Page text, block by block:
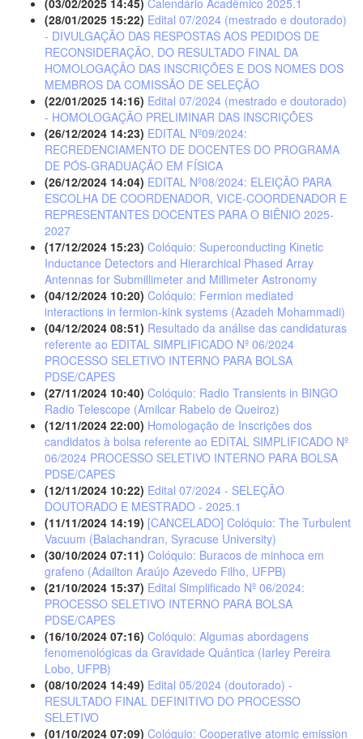
(28/01/2025 15:22) Edital 07/2024 (mestrado e doutorado)
- DIVULGAÇÃO DAS RESPOSTAS AOS PEDIDOS DE
RECONSIDERAÇÃO, DO RESULTADO FINAL DA
HOMOLOGAÇÃO DAS INSCRIÇÕES E DOS NOMES DOS
MEMBROS DA COMISSÃO DE SELEÇÃO
(22/01/2025 14:16) Edital 07/2024 (mestrado e doutorado)
- HOMOLOGAÇÃO PRELIMINAR DAS INSCRIÇÕES
(26/12/2024 14:23) EDITAL Nº09/2024:
RECREDENCIAMENTO DE DOCENTES DO PROGRAMA
DE PÓS-GRADUAÇÃO EM FÍSICA
(26/12/2024 14:04) EDITAL Nº08/2024: ELEIÇÃO PARA
ESCOLHA DE COORDENADOR, VICE-COORDENADOR E
REPRESENTANTES DOCENTES PARA O BIÊNIO 2025-
2027
(17/12/2024 15:23) Colóquio: Superconducting Kinetic
Inductance Detectors and Hierarchical Phased Array
Antennas for Submillimeter and Millimeter Astronomy
(04/12/2024 10:20) Colóquio: Fermion mediated
interactions in fermion-kink systems (Azadeh Mohammadi)
(04/12/2024 08:51) Resultado da análise das candidaturas
referente ao EDITAL SIMPLIFICADO Nº 06/2024
PROCESSO SELETIVO INTERNO PARA BOLSA
PDSE/CAPES
(27/11/2024 10:40) Colóquio: Radio Transients in BINGO
Radio Telescope (Amilcar Rabelo de Queiroz)
(12/11/2024 22:00) Homologação de Inscrições dos
candidatos à bolsa referente ao EDITAL SIMPLIFICADO Nº
06/2024 PROCESSO SELETIVO INTERNO PARA BOLSA
PDSE/CAPES
(12/11/2024 10:22) Edital 07/2024 - SELEÇÃO
DOUTORADO E MESTRADO - 2025.1
(11/11/2024 14:19) [CANCELADO] Colóquio: The Turbulent
Vacuum (Balachandran, Syracuse University)
(30/10/2024 07:11) Colóquio: Buracos de minhoca em
grafeno (Adailton Araújo Azevedo Filho, UFPB)
(21/10/2024 15:37) Edital Simplificado Nº 06/2024:
PROCESSO SELETIVO INTERNO PARA BOLSA
PDSE/CAPES
(16/10/2024 07:16) Colóquio: Algumas abordagens
fenomenológicas da Gravidade Quântica (Iarley Pereira
Lobo, UFPB)
(08/10/2024 14:49) Edital 05/2024 (doutorado) -
RESULTADO FINAL DEFINITIVO DO PROCESSO
SELETIVO
(01/10/2024 07:09) Colóquio: Cooperative atomic emission